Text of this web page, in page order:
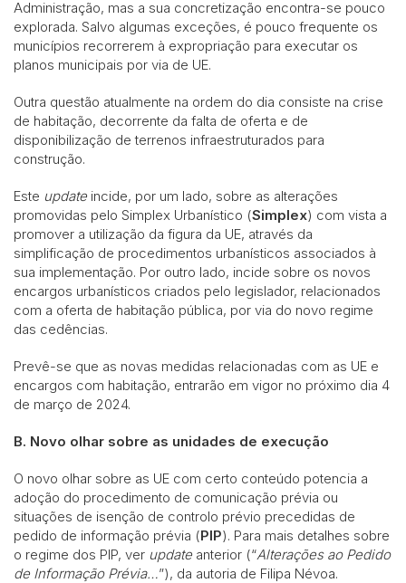
Administração, mas a sua concretização encontra-se pouco
explorada. Salvo algumas exceções, é pouco frequente os
municípios recorrerem à expropriação para executar os
planos municipais por via de UE.
Outra questão atualmente na ordem do dia consiste na crise
de habitação, decorrente da falta de oferta e de
disponibilização de terrenos infraestruturados para
construção.
Este updateincide, por um lado, sobre as alterações
promovidas pelo Simplex Urbanístico (Simplex) com vista a
promover a utilização da figura da UE, através da
simplificação de procedimentos urbanísticos associados à
sua implementação. Por outro lado, incide sobre os novos
encargos urbanísticos criados pelo legislador, relacionados
com a oferta de habitação pública, por via do novo regime
das cedências.
Prevê-se que as novas medidas relacionadas com as UE e
encargos com habitação, entrarão em vigor no próximo dia 4
de março de 2024.
B. Novo olhar sobre as unidades de execução
O novo olhar sobre as UE com certo conteúdo potencia a
adoção do procedimento de comunicação prévia ou
situações de isenção de controlo prévio precedidas de
pedido de informação prévia (PIP). Para mais detalhes sobre
o regime dos PIP, ver updateanterior (“Alterações ao Pedido
de Informação Prévia…”), da autoria de Filipa Névoa.